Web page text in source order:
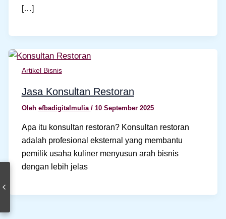
[…]
Artikel Bisnis
Jasa Konsultan Restoran
Oleh efbadigitalmulia / 10 September 2025
Apa itu konsultan restoran? Konsultan restoran
adalah profesional eksternal yang membantu
pemilik usaha kuliner menyusun arah bisnis
dengan lebih jelas